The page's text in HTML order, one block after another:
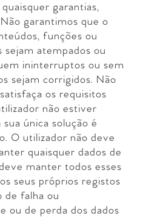
garantias,
garantimos que o
funções ou
atempados ou
ininterruptos ou sem
sejam corrigidos. Não
os requisitos
não estiver
única solução é
O utilizador não deve
quaisquer dados de
manter todos esses
seus próprios registos
de falha ou
ou de perda dos dados